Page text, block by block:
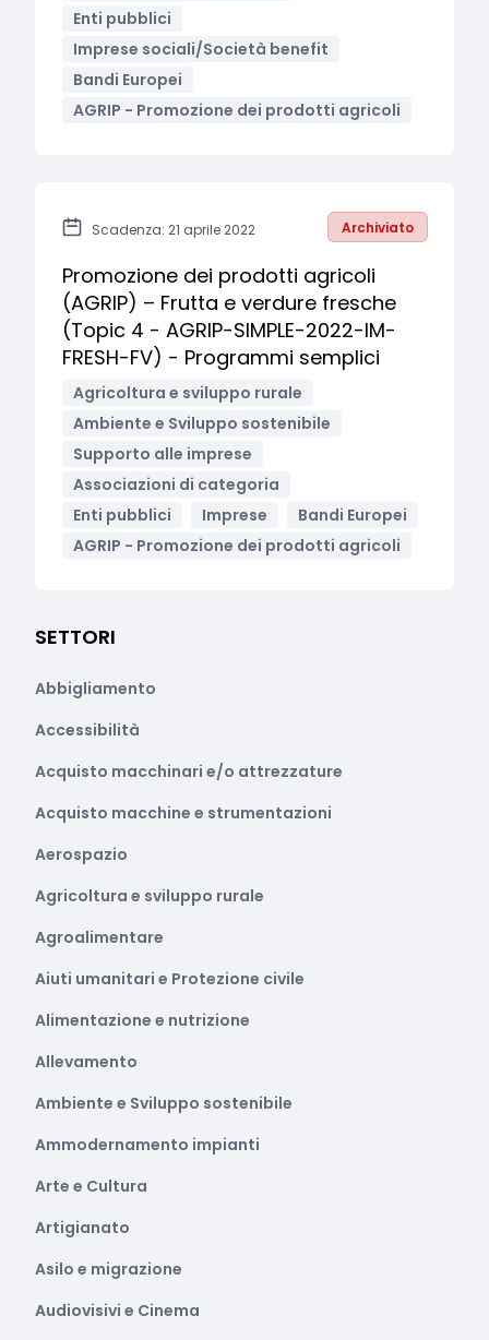
Enti pubblici
Imprese sociali/Società benefit
Bandi Europei
AGRIP - Promozione dei prodotti agricoli
Scadenza: 21 aprile 2022 Archiviato
Promozione dei prodotti agricoli
(AGRIP) – Frutta e verdure fresche
(Topic 4 - AGRIP-SIMPLE-2022-IM-
FRESH-FV) - Programmi semplici
Agricoltura e sviluppo rurale
Ambiente e Sviluppo sostenibile
Supporto alle imprese
Associazioni di categoria
Enti pubblici
Imprese
Bandi Europei
AGRIP - Promozione dei prodotti agricoli
SETTORI
Abbigliamento
Accessibilità
Acquisto macchinari e/o attrezzature
Acquisto macchine e strumentazioni
Aerospazio
Agricoltura e sviluppo rurale
Agroalimentare
Aiuti umanitari e Protezione civile
Alimentazione e nutrizione
Allevamento
Ambiente e Sviluppo sostenibile
Ammodernamento impianti
Arte e Cultura
Artigianato
Asilo e migrazione
Audiovisivi e Cinema